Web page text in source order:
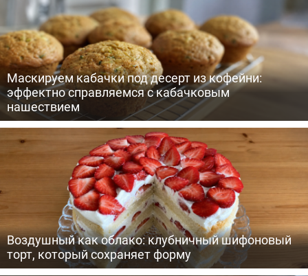
Маскируем кабачки под десерт из кофейни:
эффектно справляемся с кабачковым
нашествием
Воздушный как облако: клубничный шифоновый
торт, который сохраняет форму